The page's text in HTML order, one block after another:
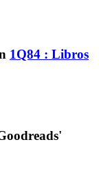
1Q84 : Libros